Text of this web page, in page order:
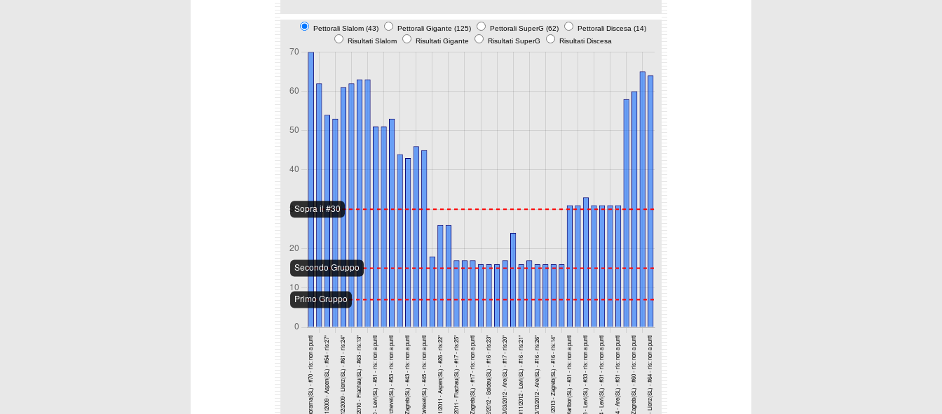
Pettorali Slalom (43) Pettorali Gigante (125) Pettorali SuperG (62)
Pettorali Discesa (14)
Risultati Slalom
Risultati Gigante Risultati SuperG Risultati Discesa